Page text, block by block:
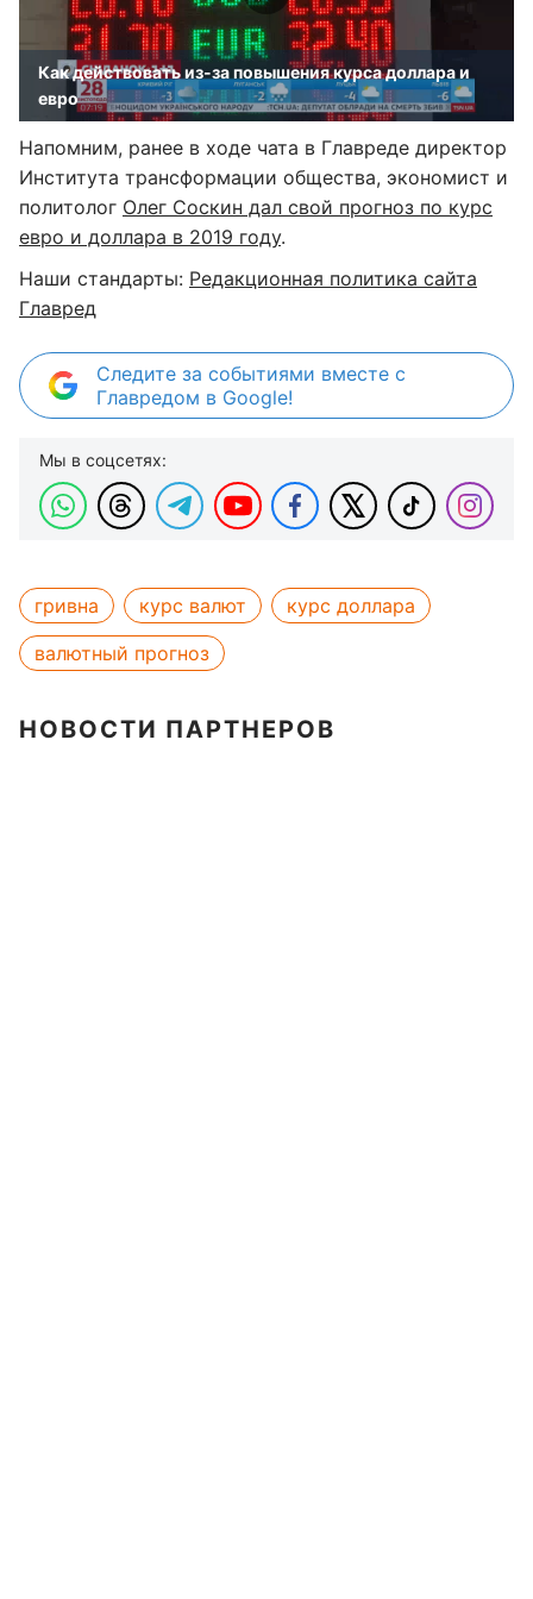
Как действовать из-за повышения курса доллара и
евро
Напомним, ранее в ходе чата в Главреде директор
Института трансформации общества, экономист и
политолог Олег Соскин дал свой прогноз по курс
евро и доллара в 2019 году.
Наши стандарты: Редакционная политика сайта
Главред
Следите за событиями вместе с
Главредом в Google!
Мы в соцсетях:
гривна курс валют
курс доллара
валютный прогноз
НОВОСТИ ПАРТНЕРОВ